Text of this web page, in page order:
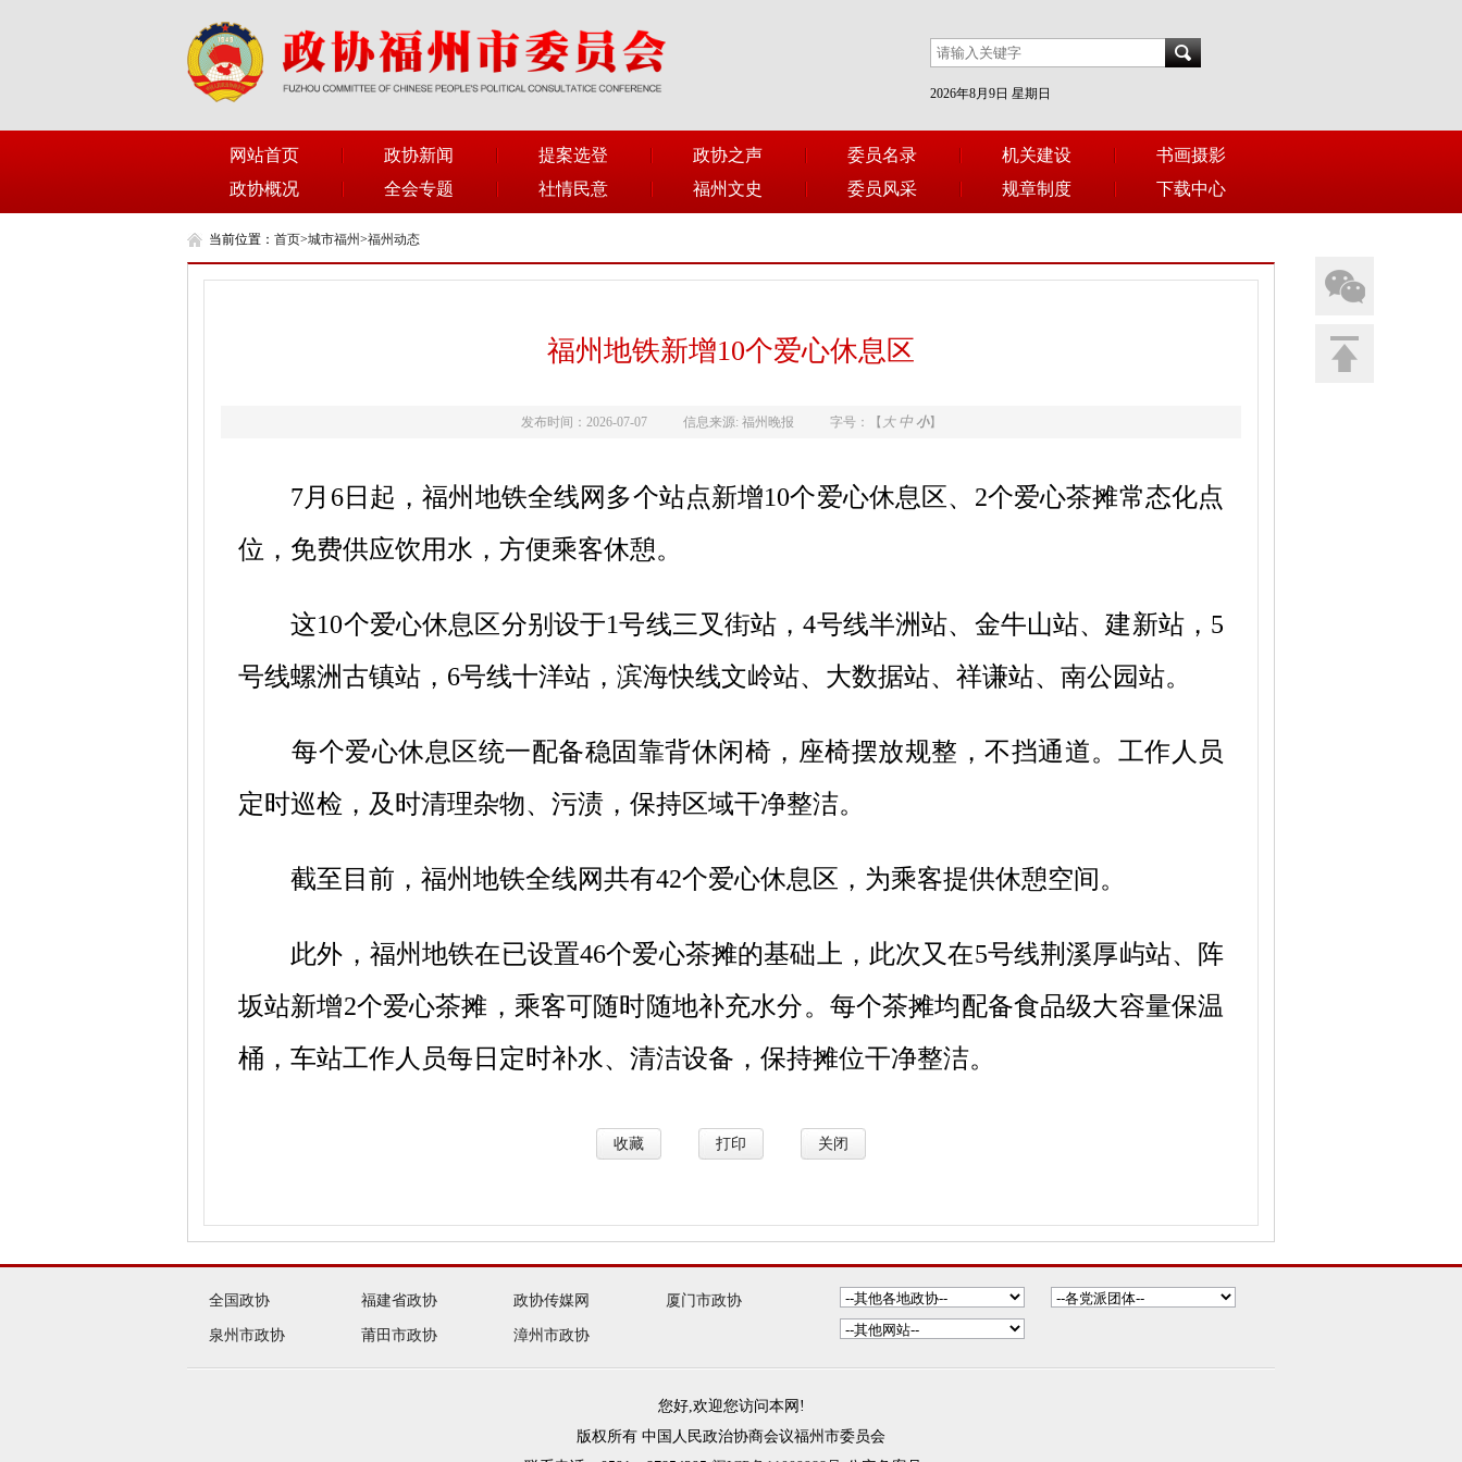
2026年8月9日 星期日
网站首页 政协新闻 提案选登 政协之声 委员名录 机关建设
书画摄影
政协概况
全会专题 社情民意 福州文史 委员风采 规章制度 下载中心
当前位置： 首页>城市福州>福州动态
福州地铁新增10个爱心休息区
发布时间：2026-07-07 信息来源: 福州晚报 字号：【 大 中 小】
7月6日起，福州地铁全线网多个站点新增10个爱心休息区、2个爱心茶摊常态化点
位，免费供应饮用水，方便乘客休憩。
这10个爱心休息区分别设于1号线三叉街站，4号线半洲站、金牛山站、建新站，5
号线螺洲古镇站，6号线十洋站，滨海快线文岭站、大数据站、祥谦站、南公园站。
每个爱心休息区统一配备稳固靠背休闲椅，座椅摆放规整，不挡通道。工作人员
定时巡检，及时清理杂物、污渍，保持区域干净整洁。
截至目前，福州地铁全线网共有42个爱心休息区，为乘客提供休憩空间。
此外，福州地铁在已设置46个爱心茶摊的基础上，此次又在5号线荆溪厚屿站、阵
坂站新增2个爱心茶摊，乘客可随时随地补充水分。每个茶摊均配备食品级大容量保温
桶，车站工作人员每日定时补水、清洁设备，保持摊位干净整洁。
收藏 打印 关闭
全国政协 福建省政协 政协传媒网 厦门市政协
泉州市政协 莆田市政协 漳州市政协
您好,欢迎您访问本网!
版权所有 中国人民政治协商会议福州市委员会